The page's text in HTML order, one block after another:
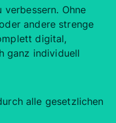
Ohne
andere strenge
digital,
ganz individuell
alle gesetzlichen